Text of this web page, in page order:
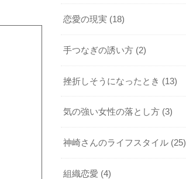
恋愛の現実 (18)
手つなぎの誘い方 (2)
挫折しそうになったとき (13)
気の強い女性の落とし方 (3)
神崎さんのライフスタイル (25)
組織恋愛 (4)